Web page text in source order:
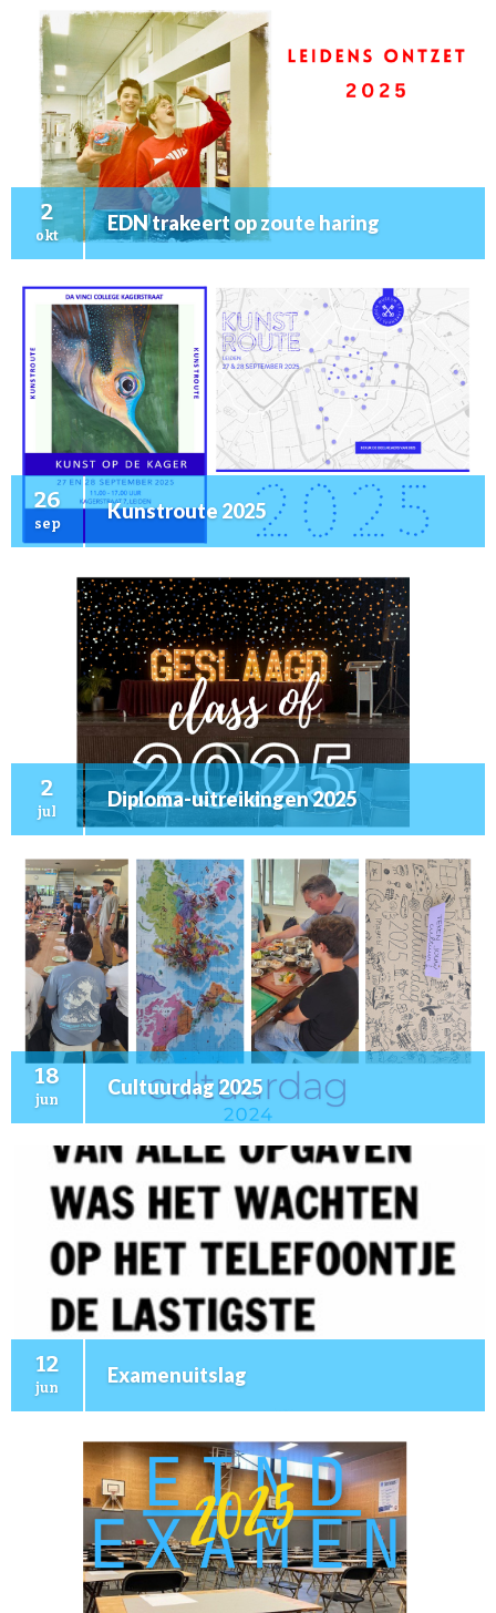
2
okt
EDN trakeert op zoute haring
26
sep
Kunstroute 2025
2
jul
Diploma-uitreikingen 2025
18
jun
Cultuurdag 2025
12
jun
Examenuitslag